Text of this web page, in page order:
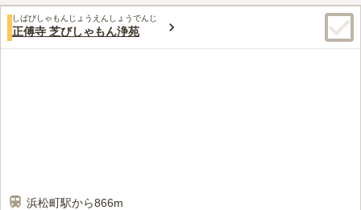
されています。
口コミ評価
この霊園はまだ誰からも評価されていません。
しばびしゃもんじょうえんしょうでんじ
正傅寺 芝びしゃもん浄苑
浜松町駅から866m